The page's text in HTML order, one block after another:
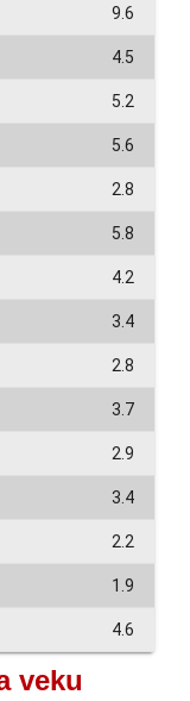
9.6
4.5
5.2
5.6
2.8
5.8
4.2
3.4
2.8
3.7
2.9
3.4
2.2
1.9
4.6
veku